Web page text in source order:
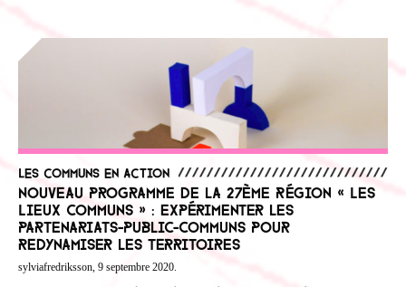
Les communs en action
Nouveau programme de la 27ème Région « Les
Lieux Communs » : expérimenter les
partenariats-public-communs pour
redynamiser les territoires
sylviafredriksson, 9 septembre 2020.